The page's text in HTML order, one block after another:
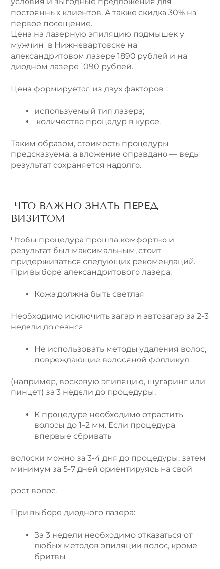
постоянных клиентов. А также скидка 30% на
первое посещение.
Цена на лазерную эпиляцию подмышек у
мужчин в Нижневартовске на
александритовом лазере 1890 рублей и на
диодном лазере 1090 рублей.
Цена формируется из двух факторов :
используемый тип лазера;
количество процедур в курсе.
Таким образом, стоимость процедуры
предсказуема, а вложение оправдано — ведь
результат сохраняется надолго.
ЧТО ВАЖНО ЗНАТЬ ПЕРЕД
ВИЗИТОМ
Чтобы процедура прошла комфортно и
результат был максимальным, стоит
придерживаться следующих рекомендаций.
При выборе александритового лазера:
Кожа должна быть светлая
Необходимо исключить загар и автозагар за 2-3
недели до сеанса
Не использовать методы удаления волос,
повреждающие волосяной фолликул
(например, восковую эпиляцию, шугаринг или
пинцет) за 3 недели до процедуры.
К процедуре необходимо отрастить
волосы до 1–2 мм. Если процедура
впервые сбривать
волоски можно за 3-4 дня до процедуры, затем
минимум за 5-7 дней ориентируясь на свой
рост волос.
При выборе диодного лазера:
За 3 недели необходимо отказаться от
любых методов эпиляции волос, кроме
бритвы